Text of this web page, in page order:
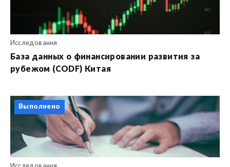
Исследования
База данных о финансировании развития за
рубежом (CODF) Китая
Выполнено